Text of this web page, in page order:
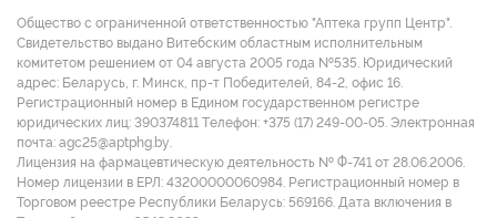
Общество с ограниченной ответственностью "Аптека групп Центр".
Свидетельство выдано Витебским областным исполнительным
комитетом решением от 04 августа 2005 года №535. Юридический
адрес: Беларусь, г. Минск, пр-т Победителей, 84-2, офис 16.
Регистрационный номер в Едином государственном регистре
юридических лиц: 390374811 Tелефон: +375 (17) 249-00-05. Электронная
почта: agc25@aptphg.by.
Лицензия на фармацевтическую деятельность № Ф-741 от 28.06.2006.
Номер лицензии в ЕРЛ: 43200000060984. Регистрационный номер в
Торговом реестре Республики Беларусь: 569166. Дата включения в